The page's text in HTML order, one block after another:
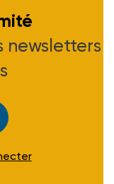
newsletters